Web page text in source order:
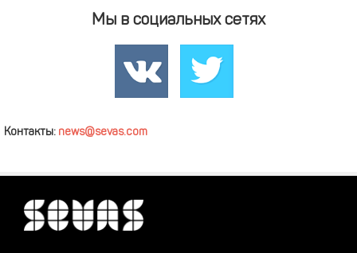
Мы в социальных сетях
Контакты: news@sevas.com